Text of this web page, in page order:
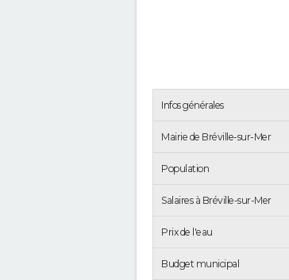
Infos générales
Mairie de Bréville-sur-Mer
Population
Salaires à Bréville-sur-Mer
Prix de l'eau
Budget municipal